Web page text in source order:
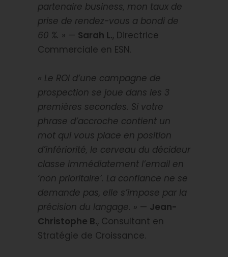
partenaire business, mon taux de
prise de rendez-vous a bondi de
60 %. » — Sarah L., Directrice
Commerciale en ESN.
« Le ROI d’une campagne de
prospection se joue dans les 3
premières secondes. Si votre
phrase d’accroche contient un
mot qui vous place en position
d’infériorité, le cerveau du décideur
classe immédiatement l’email en
‘non prioritaire’. La confiance ne se
demande pas, elle s’impose par la
précision du langage. » — Jean-
Christophe B., Consultant en
Stratégie de Croissance.